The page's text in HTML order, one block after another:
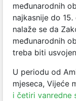
međunarodnih
najkasnije do
nalaže se da
međunarodnih
treba biti
U periodu od
mjeseca, Vijeće
i četiri vanredne